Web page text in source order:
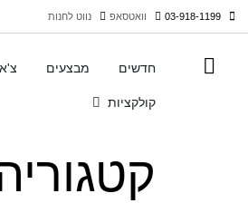
03-918-1199 וואטסאפ נווט לחנות
חדשים מבצעים
קולקציות